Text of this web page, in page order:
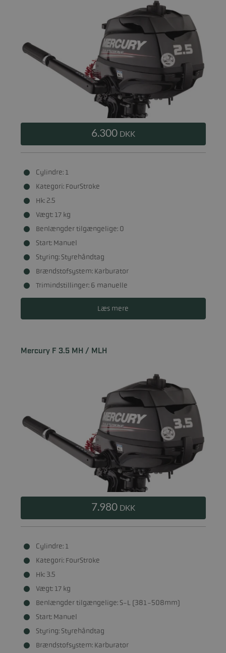
6.300 DKK
Cylindre: 1
Kategori: FourStroke
Hk: 2.5
Vægt: 17 kg
Benlængder tilgængelige: 0
Start: Manuel
Styring: Styrehåndtag
Brændstofsystem: Karburator
Trimindstillinger: 6 manuelle
Læs mere
Mercury F 3.5 MH / MLH
7.980 DKK
Cylindre: 1
Kategori: FourStroke
Hk: 3.5
Vægt: 17 kg
Benlængder tilgængelige: S-L (381-508mm)
Start: Manuel
Styring: Styrehåndtag
Brændstofsystem: Karburator